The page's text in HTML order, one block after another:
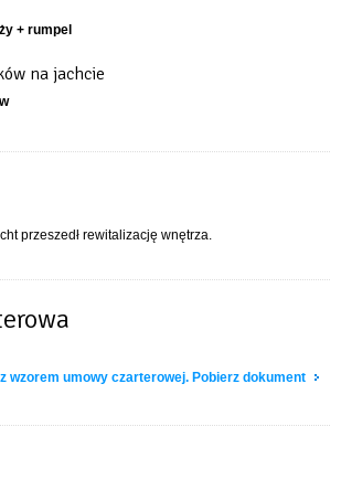
+ rumpel
na jachcie
przeszedł rewitalizację wnętrza.
wzorem umowy czarterowej. Pobierz dokument